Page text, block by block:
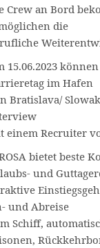
Crew an Bord
die
15.06.2023
im Hafen
Bratislava/
einem Recruiter
bietet beste
und
und Abreise
Schiff,